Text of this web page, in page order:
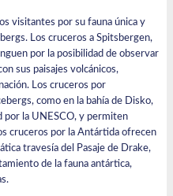
visitantes por su fauna única y
Los cruceros a Spitsbergen,
por la posibilidad de observar
sus paisajes volcánicos,
Los cruceros por
como en la bahía de Disko,
por la UNESCO, y permiten
cruceros por la Antártida ofrecen
travesía del Pasaje de Drake,
de la fauna antártica,